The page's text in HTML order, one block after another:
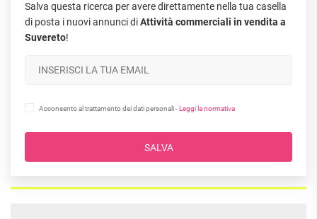
Salva questa ricerca per avere direttamente nella tua casella
di posta i nuovi annunci diAttività commerciali in vendita a
Suvereto!
Acconsento al trattamento dei dati personali -Leggi la normativa
SALVA